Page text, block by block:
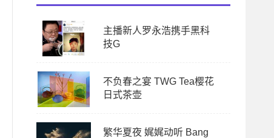
主播新人罗永浩携手黑科
技G
不负春之宴 TWG Tea樱花
日式茶壶
繁华夏夜 娓娓动听 Bang